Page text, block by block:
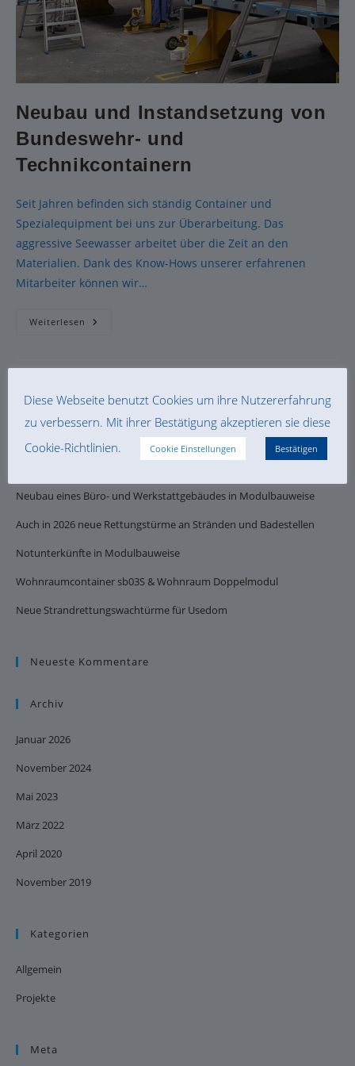
Neubau und Instandsetzung von
Bundeswehr- und
Technikcontainern
Seit Jahren befinden sich ständig Container und
Spezialequipment bei uns zur Überarbeitung. Das
aggressive Seewasser arbeitet über die Zeit an den
Materialien. Dank des Know-Hows unserer erfahrenen
Mitarbeiter können wir…
Weiterlesen
Neubau eines Büro- und Werkstattgebäudes in Modulbauweise
Auch in 2026 neue Rettungstürme an Stränden und Badestellen
Notunterkünfte in Modulbauweise
Wohnraumcontainer sb03S & Wohnraum Doppelmodul
Neue Strandrettungswachtürme für Usedom
Neueste Kommentare
Archiv
Januar 2026
November 2024
Mai 2023
März 2022
April 2020
November 2019
Kategorien
Allgemein
Projekte
Meta
Diese Webseite benutzt Cookies um ihre Nutzererfahrung
zu verbessern. Mit ihrer Bestätigung akzeptieren sie diese
Cookie-Richtlinien.
Cookie Einstellungen Bestätigen